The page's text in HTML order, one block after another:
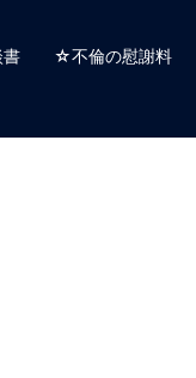
☆不倫の慰謝料